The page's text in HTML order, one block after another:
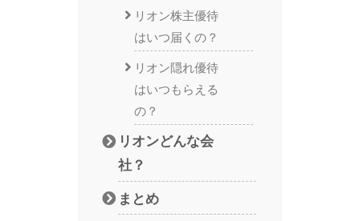
リオン株主優待
はいつ届くの？
リオン隠れ優待
はいつもらえる
の？
リオンどんな会
社？
まとめ